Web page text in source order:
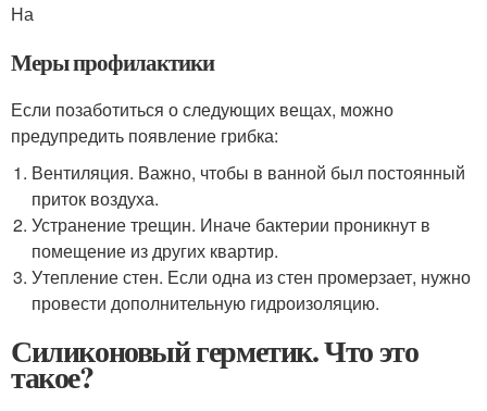
На
Меры профилактики
Если позаботиться о следующих вещах, можно
предупредить появление грибка:
Вентиляция. Важно, чтобы в ванной был постоянный
приток воздуха.
Устранение трещин. Иначе бактерии проникнут в
помещение из других квартир.
Утепление стен. Если одна из стен промерзает, нужно
провести дополнительную гидроизоляцию.
Силиконовый герметик. Что это
такое?